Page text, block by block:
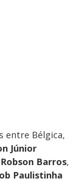
entre Bélgica,
Júnior
Robson Barros,
Paulistinha